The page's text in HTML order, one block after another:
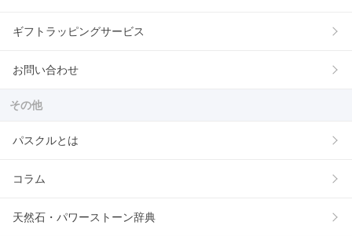
ギフトラッピングサービス
お問い合わせ
その他
パスクルとは
コラム
天然石・パワーストーン辞典